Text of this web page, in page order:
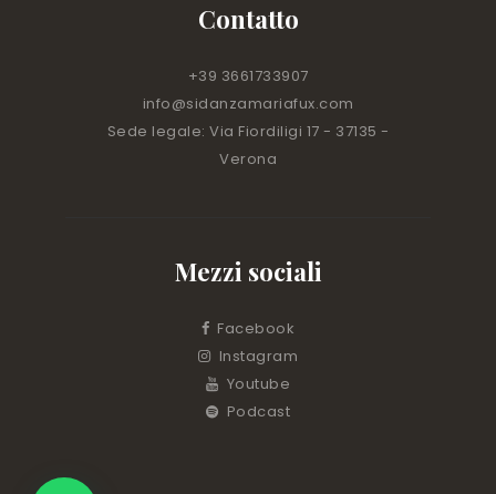
Contatto
+39 3661733907
info@sidanzamariafux.com
Sede legale: Via Fiordiligi 17 - 37135 -
Verona
Mezzi sociali
Facebook
Instagram
Youtube
Podcast